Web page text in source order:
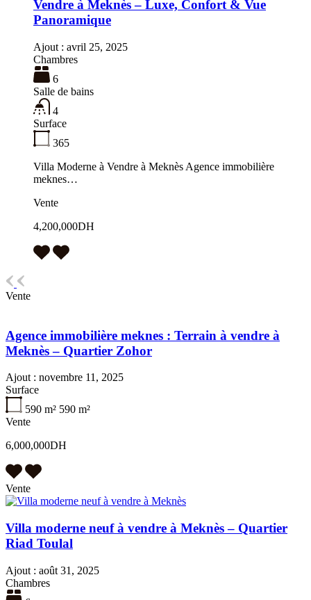
Vendre à Meknès – Luxe, Confort & Vue
Panoramique
Ajout : avril 25, 2025
Chambres
6
Salle de bains
4
Surface
365
Villa Moderne à Vendre à Meknès Agence immobilière
meknes…
Vente
4,200,000DH
Vente
Agence immobilière meknes : Terrain à vendre à
Meknès – Quartier Zohor
Ajout : novembre 11, 2025
Surface
590 m² 590 m²
Vente
6,000,000DH
Vente
Villa moderne neuf à vendre à Meknès – Quartier
Riad Toulal
Ajout : août 31, 2025
Chambres